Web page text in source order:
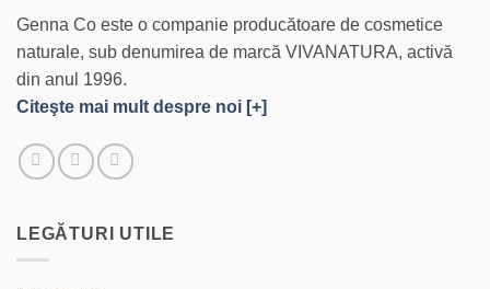
Genna Co este o companie producătoare de cosmetice
naturale, sub denumirea de marcă VIVANATURA, activă
din anul 1996.
Citeşte mai mult despre noi [+]
LEGĂTURI UTILE